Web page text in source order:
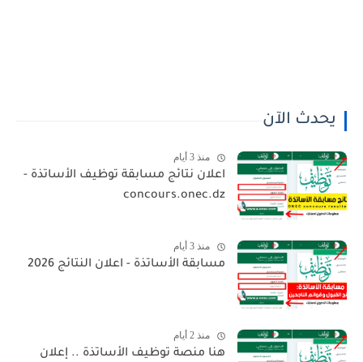
يحدث الآن
منذ 3 أيام
اعلان نتائج مسابقة توظيف الأساتذة -
concours.onec.dz
منذ 3 أيام
مسابقة الأساتذة - اعلان النتائج 2026
منذ 2 أيام
هنا منصة توظيف الأساتذة .. إعلان